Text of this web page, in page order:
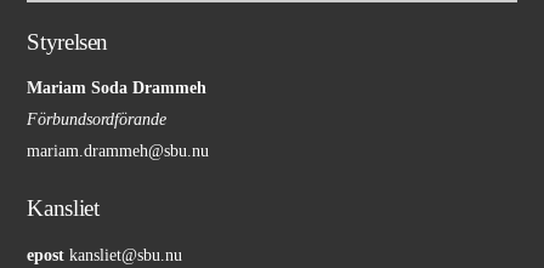
Styrelsen
Mariam Soda Drammeh
Förbundsordförande
mariam.drammeh@sbu.nu
Kansliet
epostkansliet@sbu.nu